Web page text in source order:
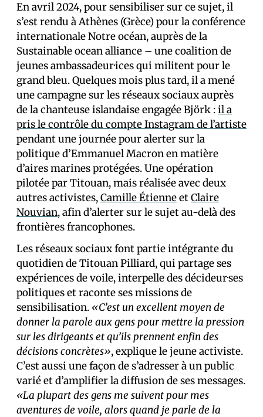
En avril 2024, pour sensibiliser sur ce sujet, il
s’est rendu à Athènes (Grèce) pour la conférence
internationale Notre océan, auprès de la
Sustainable ocean alliance – une coalition de
jeunes ambassadeur·ices qui militent pour le
grand bleu. Quelques mois plus tard, il a mené
une campagne sur les réseaux sociaux auprès
de la chanteuse islandaise engagée Björk :il a
pris le contrôle du compte Instagram de l’artiste
pendant une journée pour alerter sur la
politique d’Emmanuel Macron en matière
d’aires marines protégées. Une opération
pilotée par Titouan, mais réalisée avec deux
autres activistes,Camille ÉtienneetClaire
Nouvian, afin d’alerter sur le sujet au-delà des
frontières francophones.
Les réseaux sociaux font partie intégrante du
quotidien de Titouan Pilliard, qui partage ses
expériences de voile, interpelle des décideur·ses
politiques et raconte ses missions de
sensibilisation. «C’est un excellent moyen de
donner la parole aux gens pour mettre la pression
sur les dirigeants et qu’ils prennent enfin des
décisions concrètes», explique le jeune activiste.
C’est aussi une façon de s’adresser à un public
varié et d’amplifier la diffusion de ses messages.
«La plupart des gens me suivent pour mes
aventures de voile, alors quand je parle de la